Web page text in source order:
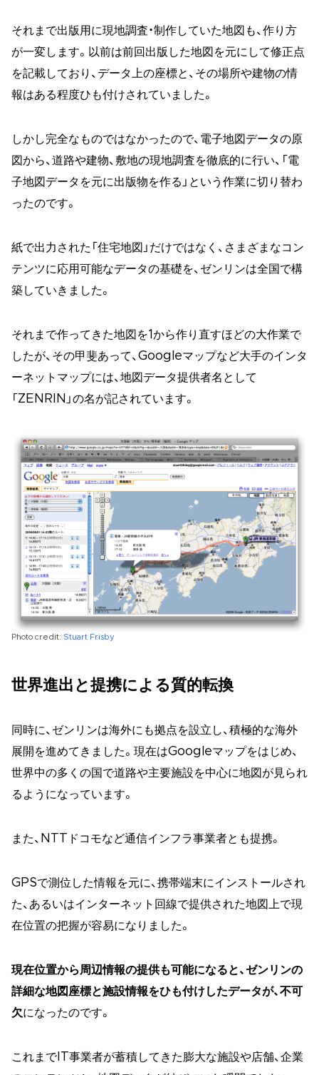
それまで出版用に現地調査・制作していた地図も、作り方
が一変します。以前は前回出版した地図を元にして修正点
を記載しており、データ上の座標と、その場所や建物の情
報はある程度ひも付けされていました。
しかし完全なものではなかったので、電子地図データの原
図から、道路や建物、敷地の現地調査を徹底的に行い、「電
子地図データを元に出版物を作る」という作業に切り替わ
ったのです。
紙で出力された「住宅地図」だけではなく、さまざまなコン
テンツに応用可能なデータの基礎を、ゼンリンは全国で構
築していきました。
それまで作ってきた地図を1から作り直すほどの大作業で
したが、その甲斐あって、Googleマップなど大手のインタ
ーネットマップには、地図データ提供者名として
「ZENRIN」の名が記されています。
Photo credit: Stuart Frisby
世界進出と提携による質的転換
同時に、ゼンリンは海外にも拠点を設立し、積極的な海外
展開を進めてきました。現在はGoogleマップをはじめ、
世界中の多くの国で道路や主要施設を中心に地図が見られ
るようになっています。
また、NTTドコモなど通信インフラ事業者とも提携。
GPSで測位した情報を元に、携帯端末にインストールされ
た、あるいはインターネット回線で提供された地図上で現
在位置の把握が容易になりました。
現在位置から周辺情報の提供も可能になると、ゼンリンの
詳細な地図座標と施設情報をひも付けしたデータが、不可
欠になったのです。
これまでIT事業者が蓄積してきた膨大な施設や店舗、企業